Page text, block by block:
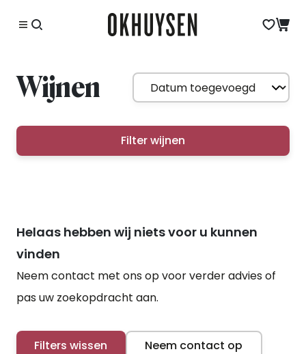
Wijnen
Filter wijnen
Helaas hebben wij niets voor u kunnen
vinden
Neem contact met ons op voor verder advies of
pas uw zoekopdracht aan.
Filters wissen Neem contact op